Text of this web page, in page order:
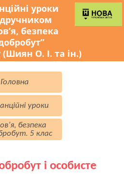
уроки
безпека
(Шиян О. І. та ін.)
Головна
уроки
безпека
5 клас
і особисте